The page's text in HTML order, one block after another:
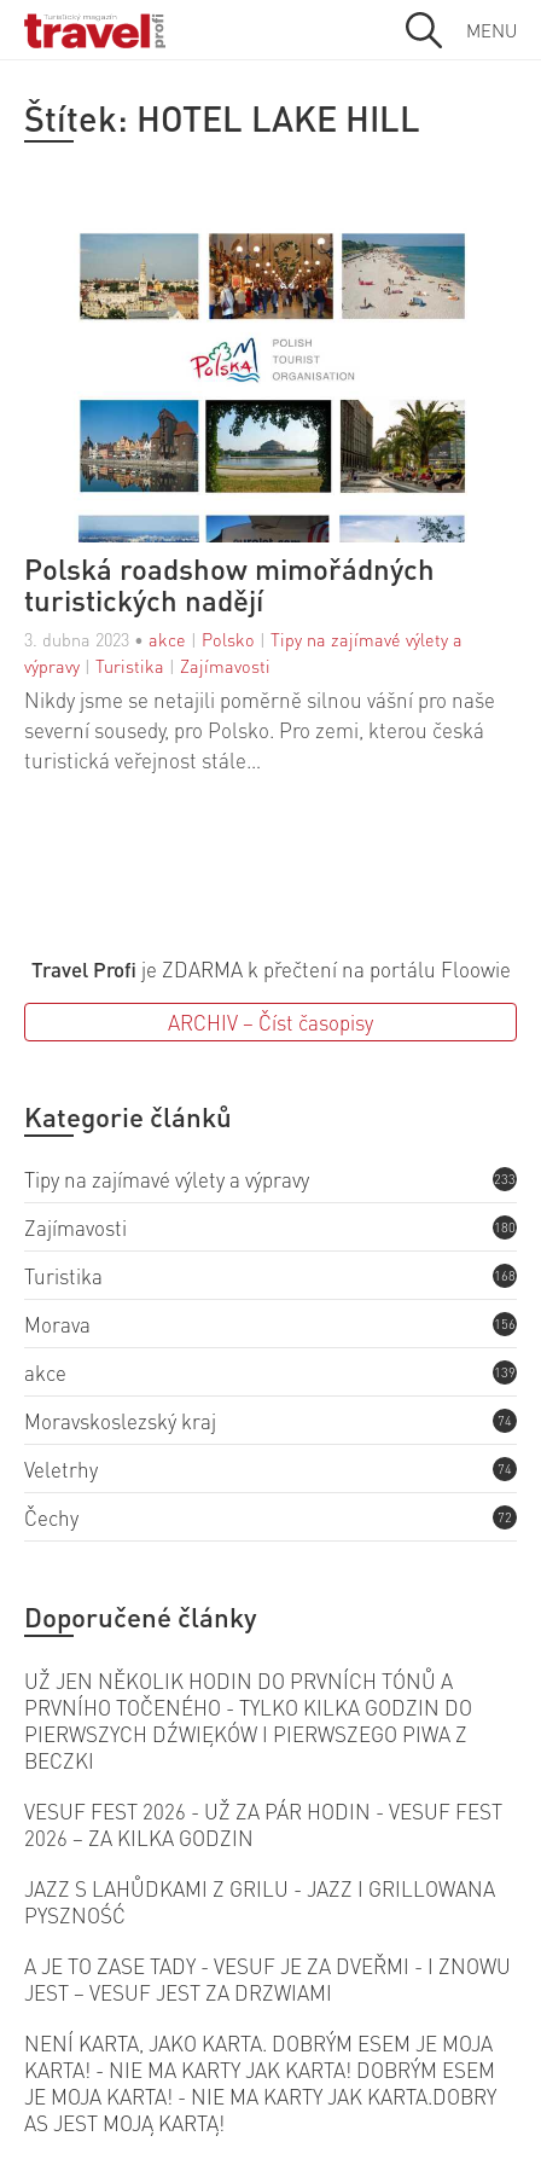
MENU
Štítek: HOTEL LAKE HILL
Polská roadshow mimořádných
turistických nadějí
3. dubna 2023 • akce | Polsko | Tipy na zajímavé výlety a
výpravy | Turistika | Zajímavosti
Nikdy jsme se netajili poměrně silnou vášní pro naše
severní sousedy, pro Polsko. Pro zemi, kterou česká
turistická veřejnost stále…
Travel Profi je ZDARMA k přečtení na portálu Floowie
ARCHIV – Číst časopisy
Kategorie článků
Tipy na zajímavé výlety a výpravy 233
Zajímavosti 180
Turistika 168
Morava 156
akce 139
Moravskoslezský kraj 74
Veletrhy 74
Čechy 72
Doporučené články
UŽ JEN NĚKOLIK HODIN DO PRVNÍCH TÓNŮ A
PRVNÍHO TOČENÉHO - TYLKO KILKA GODZIN DO
PIERWSZYCH DŹWIĘKÓW I PIERWSZEGO PIWA Z
BECZKI
VESUF FEST 2026 - UŽ ZA PÁR HODIN - VESUF FEST
2026 – ZA KILKA GODZIN
JAZZ S LAHŮDKAMI Z GRILU - JAZZ I GRILLOWANA
PYSZNOŚĆ
A JE TO ZASE TADY - VESUF JE ZA DVEŘMI - I ZNOWU
JEST – VESUF JEST ZA DRZWIAMI
NENÍ KARTA, JAKO KARTA. DOBRÝM ESEM JE MOJA
KARTA! - NIE MA KARTY JAK KARTA! DOBRÝM ESEM
JE MOJA KARTA! - NIE MA KARTY JAK KARTA.DOBRY
AS JEST MOJĄ KARTĄ!